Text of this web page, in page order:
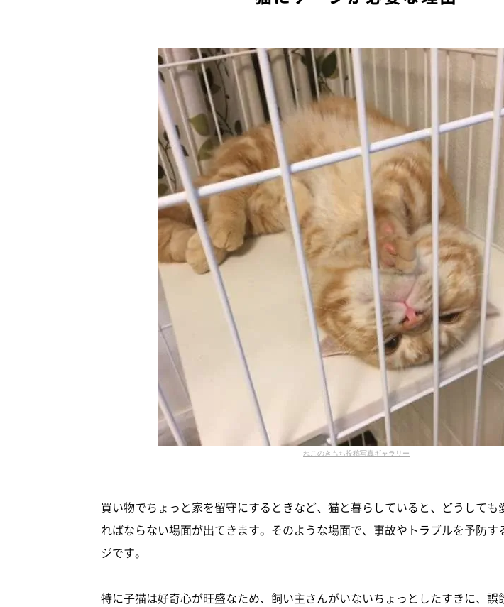
ねこのきもち投稿写真ギャラリー
買い物でちょっと家を留守にするときなど、猫と暮らしていると、どうしても
ればならない場面が出てきます。そのような場面で、事故やトラブルを予防す
ジです。
特に子猫は好奇心が旺盛なため、飼い主さんがいないちょっとしたすきに、誤